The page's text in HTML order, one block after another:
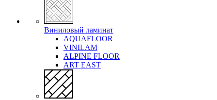
Виниловый ламинат
AQUAFLOOR
VINILAM
ALPINE FLOOR
ART EAST